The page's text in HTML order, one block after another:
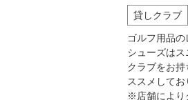
②マイモ動画
スロー再生
もできます。
また、線を引いてスイングのズレや動きを確認できたり、8つのポジション
をプロと比較
貸しクラブ
ゴルフ用品の
シューズは
クラブをお
ススメしてお
※店舗により